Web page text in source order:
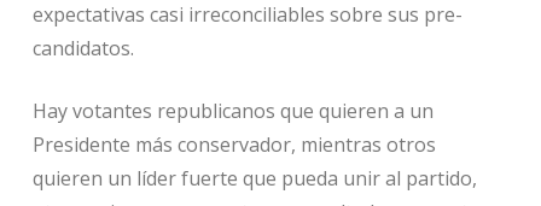
expectativas casi irreconciliables sobre sus pre-
candidatos.
Hay votantes republicanos que quieren a un
Presidente más conservador, mientras otros
quieren un líder fuerte que pueda unir al partido,